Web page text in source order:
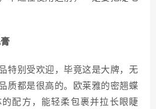
特别受欢迎，毕竟这是大牌，无
质都是很高的。欧莱雅的密翘蝶
配方，能轻柔包裹并拉长眼睫